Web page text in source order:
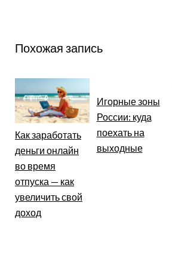
Похожая запись
Как заработать
деньги онлайн
во время
отпуска — как
увеличить свой
доход
Игорные зоны
России: куда
поехать на
выходные